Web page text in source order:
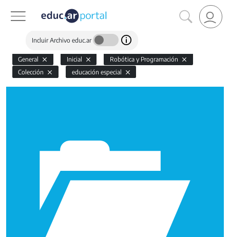
Incluir Archivo educ.ar
General Inicial
Robótica y Programación
Colección
educación especial